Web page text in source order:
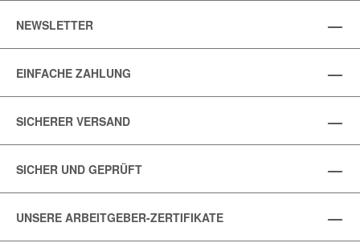
NEWSLETTER
EINFACHE ZAHLUNG
SICHERER VERSAND
SICHER UND GEPRÜFT
UNSERE ARBEITGEBER-ZERTIFIKATE